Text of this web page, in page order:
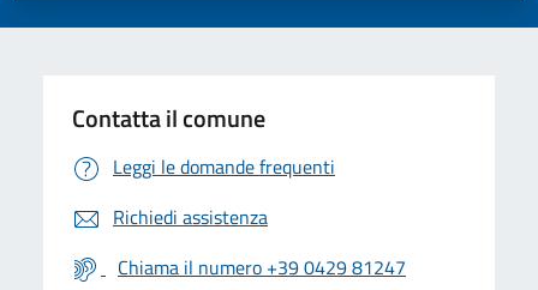
Contatta il comune
Leggi le domande frequenti
Richiedi assistenza
Chiama il numero +39 0429 81247